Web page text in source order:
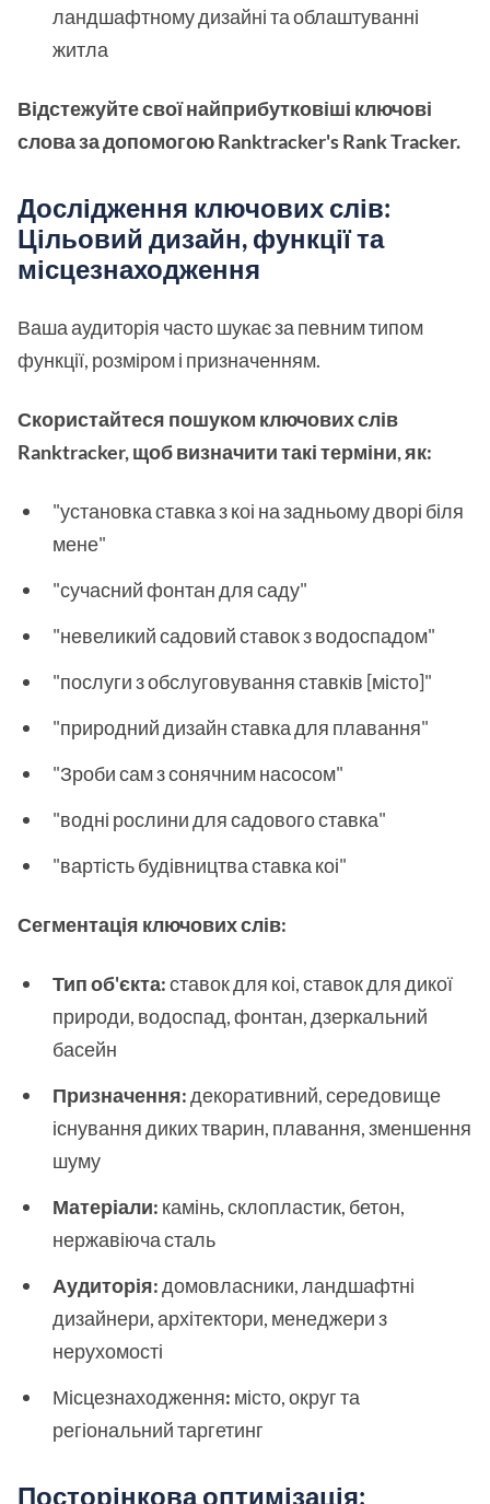
ландшафтному дизайні та облаштуванні
житла
Відстежуйте свої найприбутковіші ключові
слова за допомогою Ranktracker's Rank Tracker.
Дослідження ключових слів:
Цільовий дизайн, функції та
місцезнаходження
Ваша аудиторія часто шукає за певним типом
функції, розміром і призначенням.
Скористайтеся пошуком ключових слів
Ranktracker, щоб визначити такі терміни, як:
"установка ставка з коі на задньому дворі біля
мене"
"сучасний фонтан для саду"
"невеликий садовий ставок з водоспадом"
"послуги з обслуговування ставків [місто]"
"природний дизайн ставка для плавання"
"Зроби сам з сонячним насосом"
"водні рослини для садового ставка"
"вартість будівництва ставка коі"
Сегментація ключових слів:
Тип об'єкта:ставок для коі, ставок для дикої
природи, водоспад, фонтан, дзеркальний
басейн
Призначення:декоративний, середовище
існування диких тварин, плавання, зменшення
шуму
Матеріали: камінь, склопластик, бетон,
нержавіюча сталь
Аудиторія:домовласники, ландшафтні
дизайнери, архітектори, менеджери з
нерухомості
Місцезнаходження: місто, округ та
регіональний таргетинг
Посторінкова оптимізація: